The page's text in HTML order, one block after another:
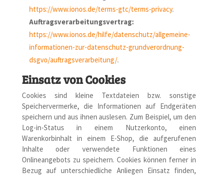
https://www.ionos.de/terms-gtc/terms-privacy.
Auftragsverarbeitungsvertrag:
https://www.ionos.de/hilfe/datenschutz/allgemeine-
informationen-zur-datenschutz-grundverordnung-
dsgvo/auftragsverarbeitung/.
Einsatz von Cookies
Cookies sind kleine Textdateien bzw. sonstige
Speichervermerke, die Informationen auf Endgeräten
speichern und aus ihnen auslesen. Zum Beispiel, um den
Log-in-Status in einem Nutzerkonto, einen
Warenkorbinhalt in einem E-Shop, die aufgerufenen
Inhalte oder verwendete Funktionen eines
Onlineangebots zu speichern. Cookies können ferner in
Bezug auf unterschiedliche Anliegen Einsatz finden,